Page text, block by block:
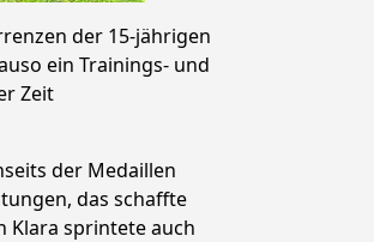
der 15-jährigen
ein Trainings- und
Zeit
der Medaillen
das schaffte
Klara sprintete auch